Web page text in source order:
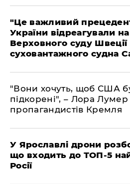
"Це важливий
України відреагували
Верховного суду
суховантажного судна
"Вони хочуть, щоб США
підкорені", – Лора
пропагандистів Кремля
У Ярославлі дрони
що входить до ТОП-5
Росії